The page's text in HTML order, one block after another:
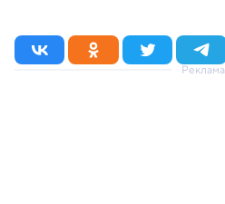
Реклама